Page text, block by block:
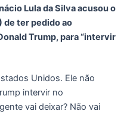
Lula da Silva acusou o
de ter pedido ao
Trump, para “intervir
Unidos. Ele não
intervir no
vai deixar? Não vai